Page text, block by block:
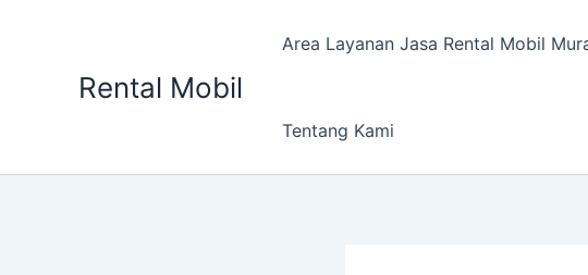
Rental Mobil
Area Layanan Jasa Rental Mobil
Tentang Kami